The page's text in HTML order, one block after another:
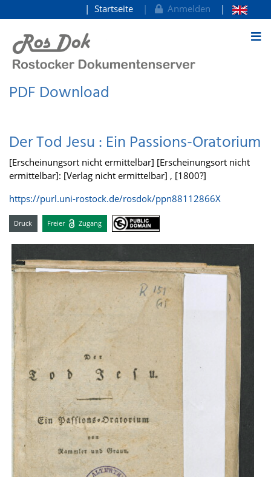
zum Inhalt
Startseite Anmelden
PDF Download
Der Tod Jesu : Ein Passions-Oratorium
[Erscheinungsort nicht ermittelbar] [Erscheinungsort nicht
ermittelbar]: [Verlag nicht ermittelbar] , [1800?]
https://purl.uni-rostock.de/rosdok/ppn88112866X
Druck Freier Zugang